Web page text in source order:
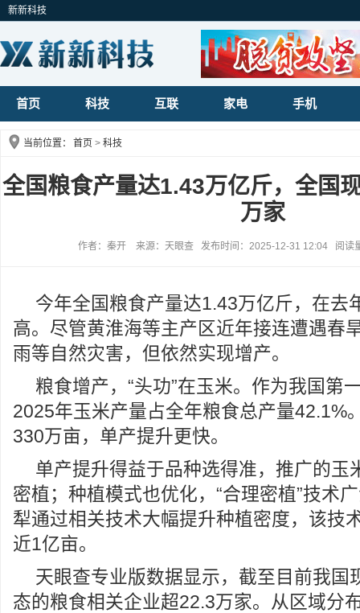
新新科技
首页 科技 互联 家电 手机
当前位置： 首页 > 科技
全国粮食产量达1.43万亿斤，全国
万家
作者：秦开 来源：天眼查 发布时间：2025-12-31 12:04 阅读
今年全国粮食产量达1.43万亿斤，在去
高。尽管黄淮海等主产区近年接连遭遇春
雨等自然灾害，但依然实现增产。
粮食增产，“头功”在玉米。作为我国第
2025年玉米产量占全年粮食总产量42.1%
330万亩，单产提升更快。
单产提升得益于品种选得准，推广的玉
密植；种植模式也优化，“合理密植”技术
犁通过相关技术大幅提升种植密度，该技
近1亿亩。
天眼查专业版数据显示，截至目前我国
态的粮食相关企业超22.3万家。从区域分